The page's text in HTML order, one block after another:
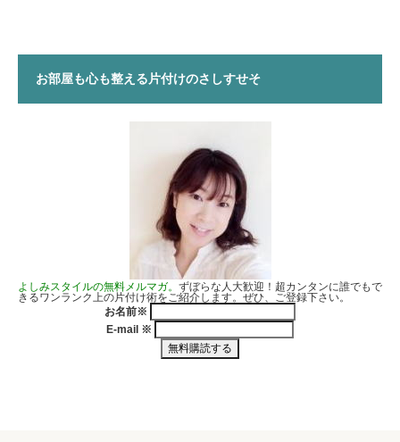
お部屋も心も整える片付けのさしすせそ
よしみスタイルの無料メルマガ。 ずぼらな人大歓迎！超カンタンに誰でもで
きるワンランク上の片付け術をご紹介します。ぜひ、ご登録下さい。
お名前※
E-mail ※